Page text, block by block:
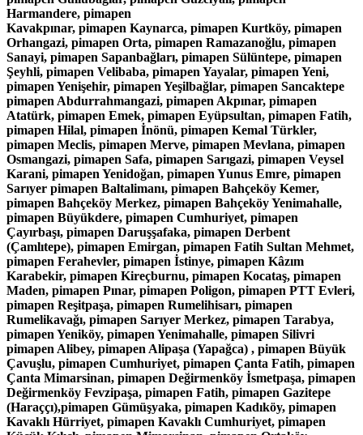
Harmandere, pimapen
Kavakpınar, pimapen Kaynarca, pimapen Kurtköy, pimapen
Orhangazi, pimapen Orta, pimapen Ramazanoğlu, pimapen
Sanayi, pimapen Sapanbağları, pimapen Sülüntepe, pimapen
Şeyhli, pimapen Velibaba, pimapen Yayalar, pimapen Yeni,
pimapen Yenişehir, pimapen Yeşilbağlar, pimapen Sancaktepe
pimapen Abdurrahmangazi, pimapen Akpınar, pimapen
Atatürk, pimapen Emek, pimapen Eyüpsultan, pimapen Fatih,
pimapen Hilal, pimapen İnönü, pimapen Kemal Türkler,
pimapen Meclis, pimapen Merve, pimapen Mevlana, pimapen
Osmangazi, pimapen Safa, pimapen Sarıgazi, pimapen Veysel
Karani, pimapen Yenidoğan, pimapen Yunus Emre, pimapen
Sarıyer pimapen Baltalimanı, pimapen Bahçeköy Kemer,
pimapen Bahçeköy Merkez, pimapen Bahçeköy Yenimahalle,
pimapen Büyükdere, pimapen Cumhuriyet, pimapen
Çayırbaşı, pimapen Daruşşafaka, pimapen Derbent
(Çamlıtepe), pimapen Emirgan, pimapen Fatih Sultan Mehmet,
pimapen Ferahevler, pimapen İstinye, pimapen Kâzım
Karabekir, pimapen Kireçburnu, pimapen Kocataş, pimapen
Maden, pimapen Pınar, pimapen Poligon, pimapen PTT Evleri,
pimapen Reşitpaşa, pimapen Rumelihisarı, pimapen
Rumelikavağı, pimapen Sarıyer Merkez, pimapen Tarabya,
pimapen Yeniköy, pimapen Yenimahalle, pimapen Silivri
pimapen Alibey, pimapen Alipaşa (Yapağca) , pimapen Büyük
Çavuşlu, pimapen Cumhuriyet, pimapen Çanta Fatih, pimapen
Çanta Mimarsinan, pimapen Değirmenköy İsmetpaşa, pimapen
Değirmenköy Fevzipaşa, pimapen Fatih, pimapen Gazitepe
(Haraççı),pimapen Gümüşyaka, pimapen Kadıköy, pimapen
Kavaklı Hürriyet, pimapen Kavaklı Cumhuriyet, pimapen